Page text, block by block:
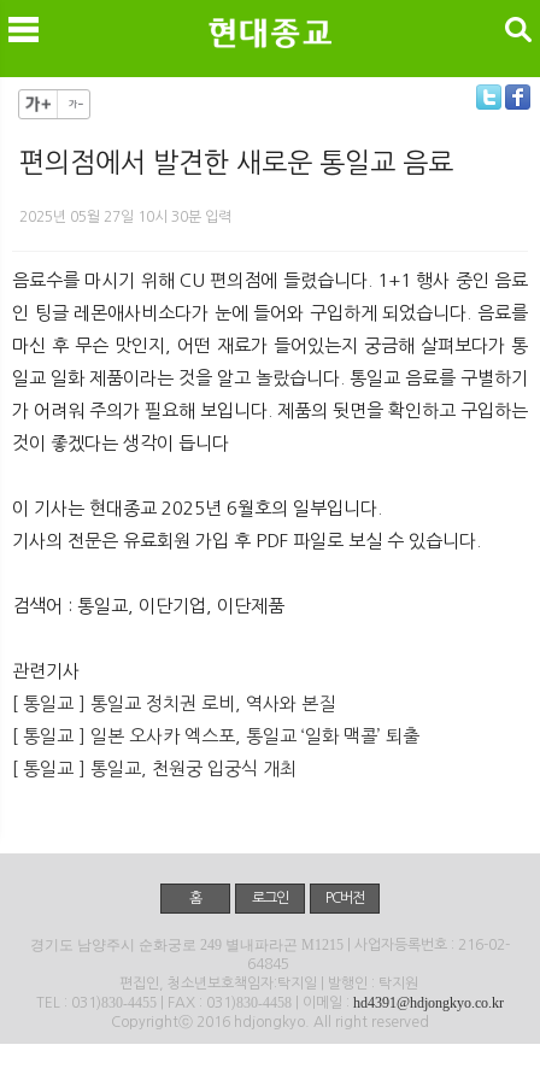
검색
편의점에서 발견한 새로운 통일교 음료
2025년 05월 27일 10시 30분 입력
음료수를 마시기 위해 CU 편의점에 들렸습니다. 1+1 행사 중인 음료
인 팅글 레몬애사비소다가 눈에 들어와 구입하게 되었습니다. 음료를
마신 후 무슨 맛인지, 어떤 재료가 들어있는지 궁금해 살펴보다가 통
일교 일화 제품이라는 것을 알고 놀랐습니다. 통일교 음료를 구별하기
가 어려워 주의가 필요해 보입니다. 제품의 뒷면을 확인하고 구입하는
것이 좋겠다는 생각이 듭니다
이 기사는 현대종교 2025년 6월호의 일부입니다.
기사의 전문은 유료회원 가입 후 PDF 파일로 보실 수 있습니다.
검색어 : 통일교, 이단기업, 이단제품
관련기사
[ 통일교 ] 통일교 정치권 로비, 역사와 본질
[ 통일교 ] 일본 오사카 엑스포, 통일교 ‘일화 맥콜’ 퇴출
[ 통일교 ] 통일교, 천원궁 입궁식 개최
홈 로그인 PC버전
경기도 남양주시 순화궁로 249 별내파라곤 M1215 | 사업자등록번호 : 216-02-
64845
편집인, 청소년보호책임자:탁지일 | 발행인 : 탁지원
TEL : 031)830-4455 | FAX : 031)830-4458 | 이메일 : hd4391@hdjongkyo.co.kr
Copyrightⓒ 2016 hdjongkyo. All right reserved